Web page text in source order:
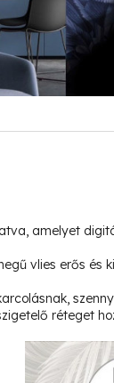
amelyet
vlies erős és
réteget